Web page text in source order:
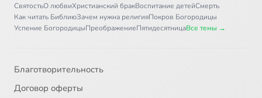
СвятостьО любвиХристианский бракВоспитание детейСмерть
Как читать БиблиюЗачем нужна религияПокров Богородицы
Успение БогородицыПреображениеПятидесятницаВсе темы →
Благотворительность
Договор оферты